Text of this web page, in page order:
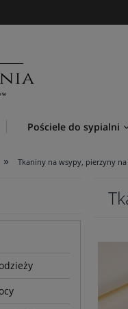
Pościele do sypialni
» Tkaniny na wsypy, pierzyny